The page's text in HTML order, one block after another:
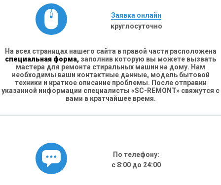
Заявка онлайн
круглосуточно
На всех страницах нашего сайта в правой части расположена
специальная форма, заполнив которую вы можете вызвать
мастера для ремонта стиральных машин на дому. Нам
необходимы ваши контактные данные, модель бытовой
техники и краткое описание проблемы. После отправки
указанной информации специалисты «SC-REMONT» свяжутся с
вами в кратчайшее время.
По телефону:
с 8:00 до 24:00